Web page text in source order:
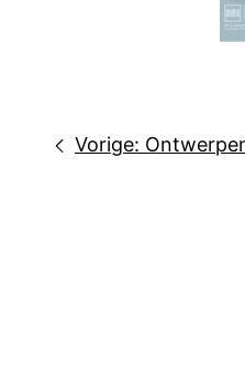
Bericht
Vorige: